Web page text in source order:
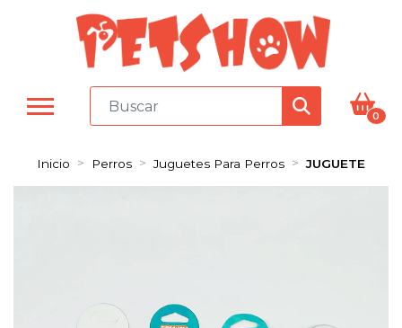
0
Inicio Perros Juguetes Para Perros JUGUETE